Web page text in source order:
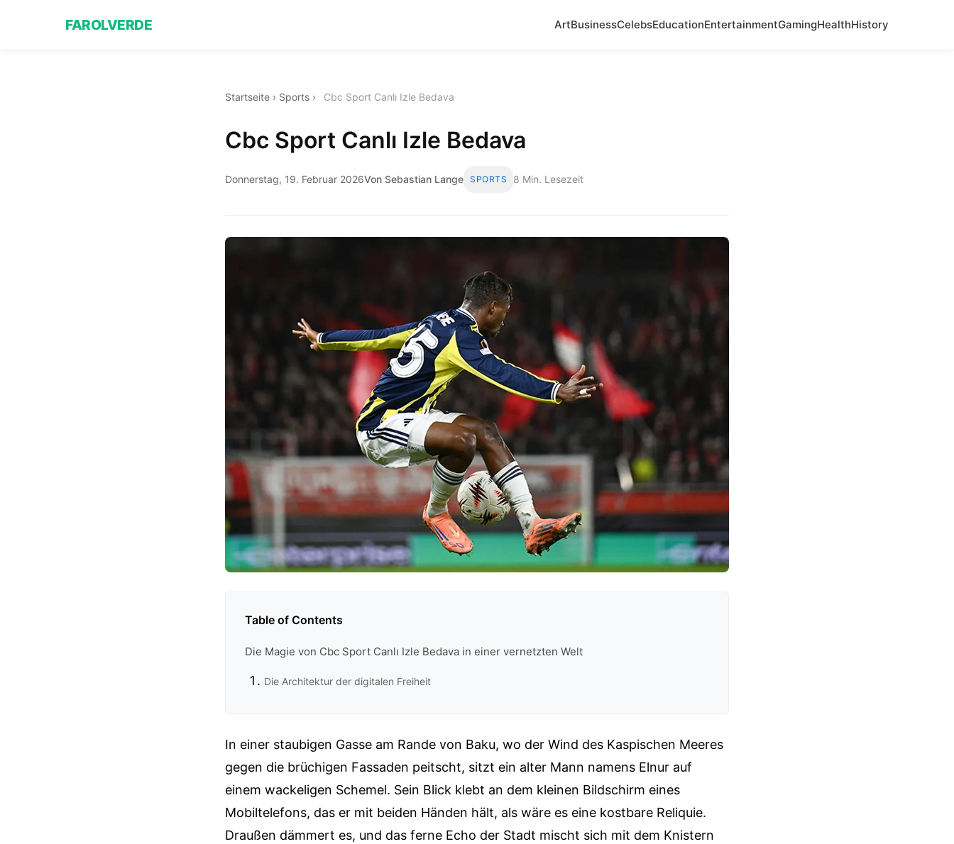
FAROLVERDE ArtBusinessCelebsEducationEntertainmentGamingHealthHistory
Startseite › Sports › Cbc Sport Canlı Izle Bedava
Cbc Sport Canlı Izle Bedava
Donnerstag, 19. Februar 2026Von Sebastian Lange SPORTS 8 Min. Lesezeit
Table of Contents
Die Magie von Cbc Sport Canlı Izle Bedava in einer vernetzten Welt
Die Architektur der digitalen Freiheit
In einer staubigen Gasse am Rande von Baku, wo der Wind des Kaspischen Meeres
gegen die brüchigen Fassaden peitscht, sitzt ein alter Mann namens Elnur auf
einem wackeligen Schemel. Sein Blick klebt an dem kleinen Bildschirm eines
Mobiltelefons, das er mit beiden Händen hält, als wäre es eine kostbare Reliquie.
Draußen dämmert es, und das ferne Echo der Stadt mischt sich mit dem Knistern